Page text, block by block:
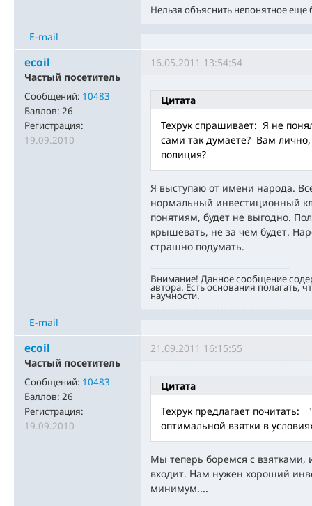
Нельзя объяснить непонятное
E-mail
ecoil
Частый посетитель
Сообщений: 10483
Баллов: 26
Регистрация:
19.09.2010
16.05.2011 13:54:54
Цитата
Техрук спрашивает: Я не
сами так думаете? Вам
полиция?
Я выступаю от имени народа.
нормальный инвестиционный
понятиям, будет не выгодно.
крышевать, не за чем будет.
страшно подумать.
Внимание! Данное сообщение
автора. Есть основания полагать,
научности.
E-mail
ecoil
Частый посетитель
Сообщений: 10483
Баллов: 26
Регистрация:
19.09.2010
21.09.2011 16:15:55
Цитата
Техрук предлагает
оптимальной взятки в
Мы теперь боремся с
входит. Нам нужен хороший
минимум....